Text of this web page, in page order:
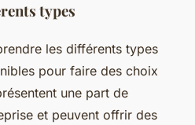
types
les différents types
pour faire des choix
une part de
et peuvent offrir des